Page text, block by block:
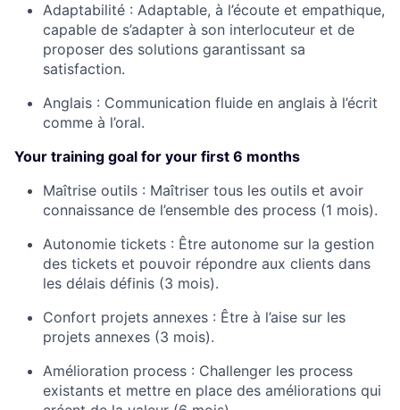
Adaptabilité : Adaptable, à l’écoute et empathique,
capable de s’adapter à son interlocuteur et de
proposer des solutions garantissant sa
satisfaction.
Anglais : Communication fluide en anglais à l’écrit
comme à l’oral.
Your training goal for your first 6 months
Maîtrise outils : Maîtriser tous les outils et avoir
connaissance de l’ensemble des process (1 mois).
Autonomie tickets : Être autonome sur la gestion
des tickets et pouvoir répondre aux clients dans
les délais définis (3 mois).
Confort projets annexes : Être à l’aise sur les
projets annexes (3 mois).
Amélioration process : Challenger les process
existants et mettre en place des améliorations qui